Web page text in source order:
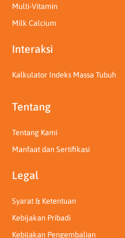
Multi-Vitamin
Milk Calcium
Interaksi
Kalkulator Indeks Massa Tubuh
Tentang
Tentang Kami
Manfaat dan Sertifikasi
Legal
Syarat & Ketentuan
Kebijakan Pribadi
Kebijakan Pengembalian